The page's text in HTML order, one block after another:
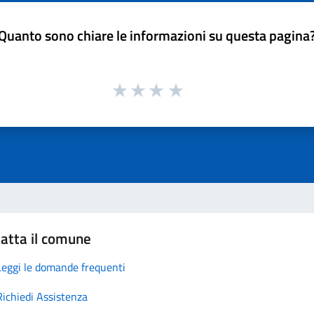
sono chiare le informazioni su questa
il comune
le domande frequenti
Assistenza